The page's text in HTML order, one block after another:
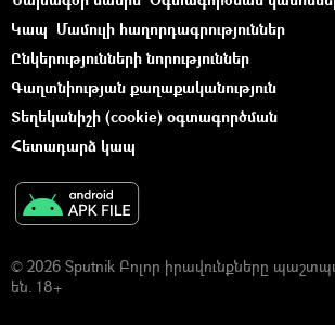
Կապ Մամուլի հաղորդագրություններ
Ընկերությունների նորություններ
Գաղտնիության քաղաքականություն
Տեղեկանիշի (cookie) օգտագործման
Հետադարձ կապ
© 2026 Sputnik Բոլոր իրավունքները
են. 18+